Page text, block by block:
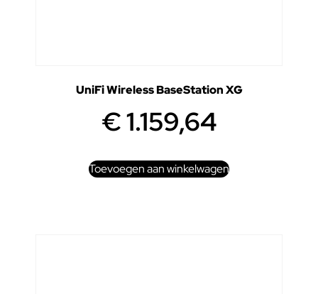
UniFi Wireless BaseStation XG
€1.159,64
Toevoegen aan winkelwagen